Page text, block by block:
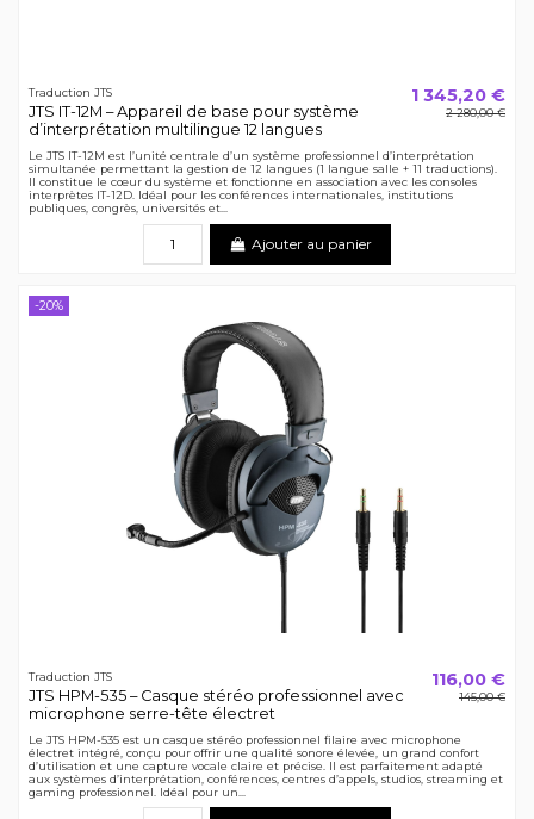
Traduction JTS
JTS IT-12M – Appareil de base pour système
d’interprétation multilingue 12 langues
1 345,20 €
2 280,00 €
Le JTS IT-12M est l’unité centrale d’un système professionnel d’interprétation
simultanée permettant la gestion de 12 langues (1 langue salle + 11 traductions).
Il constitue le cœur du système et fonctionne en association avec les consoles
interprètes IT-12D. Idéal pour les conférences internationales, institutions
publiques, congrès, universités et...
Ajouter au panier
-20%
Traduction JTS
JTS HPM-535 – Casque stéréo professionnel avec
microphone serre-tête électret
116,00 €
145,00 €
Le JTS HPM-535 est un casque stéréo professionnel filaire avec microphone
électret intégré, conçu pour offrir une qualité sonore élevée, un grand confort
d’utilisation et une capture vocale claire et précise. Il est parfaitement adapté
aux systèmes d’interprétation, conférences, centres d’appels, studios, streaming et
gaming professionnel. Idéal pour un...